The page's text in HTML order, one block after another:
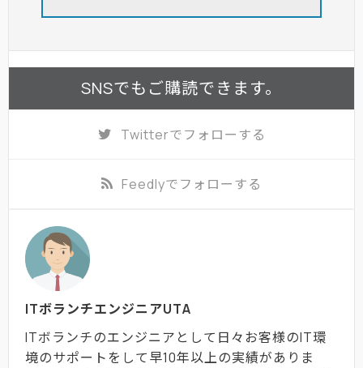
SNSでもご購読できます。
Twitterでフォローする
Feedlyでフォローする
ITボランチエンジニアUTA
ITボランチのエンジニアとして日々お客様のIT環
境のサポートをして早10年以上の実績がありま